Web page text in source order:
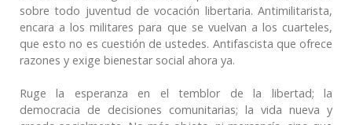
sobre todo juventud de vocación libertaria. Antimilitarista,
encara a los militares para que se vuelvan a los cuarteles,
que esto no es cuestión de ustedes. Antifascista que ofrece
razones y exige bienestar social ahora ya.
Ruge la esperanza en el temblor de la libertad; la
democracia de decisiones comunitarias; la vida nueva y